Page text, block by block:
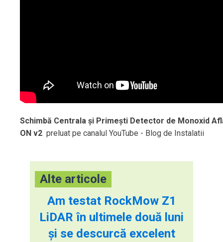
Schimbă Centrala și Primești Detector de Monoxid
ON v2 preluat pe canalul YouTube - Blog de Instalatii
Alte articole
Am testat RockMow Z1
LiDAR în ultimele două luni
și se descurcă excelent